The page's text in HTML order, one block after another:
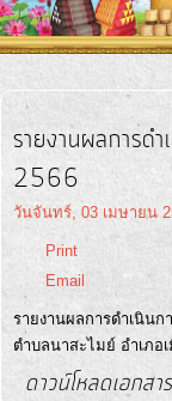
แผนการ
พัฒนา
ท้อง
ถิ่น
รายงาน
ผล
การ
ดำเนิน
งาน
รายงานผลการด
2566
วันจันทร์, 03 เมษายน
Print
Email
รายงานผลการดำเนิน
ตำบลนาสะไมย์ อำเภอ
ดาวน์โหลดเอกสาร